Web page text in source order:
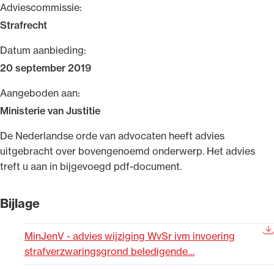
Adviescommissie:
Strafrecht
Datum aanbieding:
20 september 2019
Aangeboden aan:
Ministerie van Justitie
De Nederlandse orde van advocaten heeft advies
uitgebracht over bovengenoemd onderwerp. Het advies
treft u aan in bijgevoegd pdf-document.​​​​
Bijlage
MinJenV - advies wijziging WvSr ivm invoering
strafverzwaringsgrond beledigende…
Uitgelicht
Alle wet- en regelgeving voor de advocatuur.